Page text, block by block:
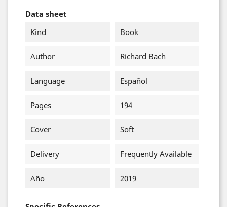
Data sheet
Kind
Book
Author Richard Bach
Language Español
Pages 194
Cover Soft
Delivery Frequently Available
Año 2019